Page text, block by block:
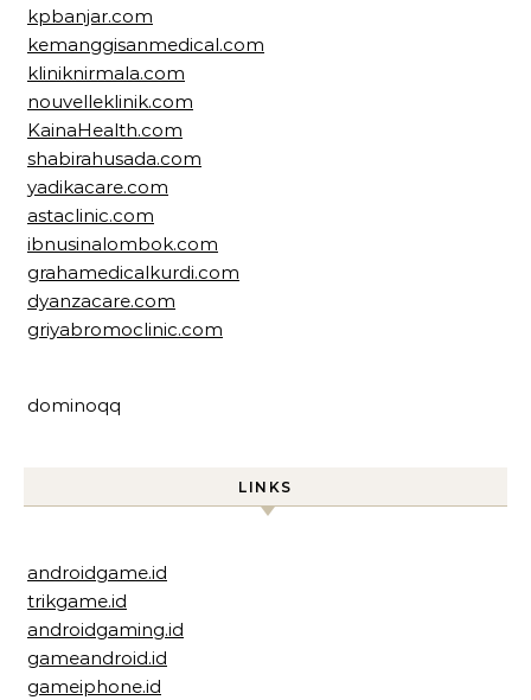
kpbanjar.com
kemanggisanmedical.com
kliniknirmala.com
nouvelleklinik.com
KainaHealth.com
shabirahusada.com
yadikacare.com
astaclinic.com
ibnusinalombok.com
grahamedicalkurdi.com
dyanzacare.com
griyabromoclinic.com
dominoqq
LINKS
androidgame.id
trikgame.id
androidgaming.id
gameandroid.id
gameiphone.id